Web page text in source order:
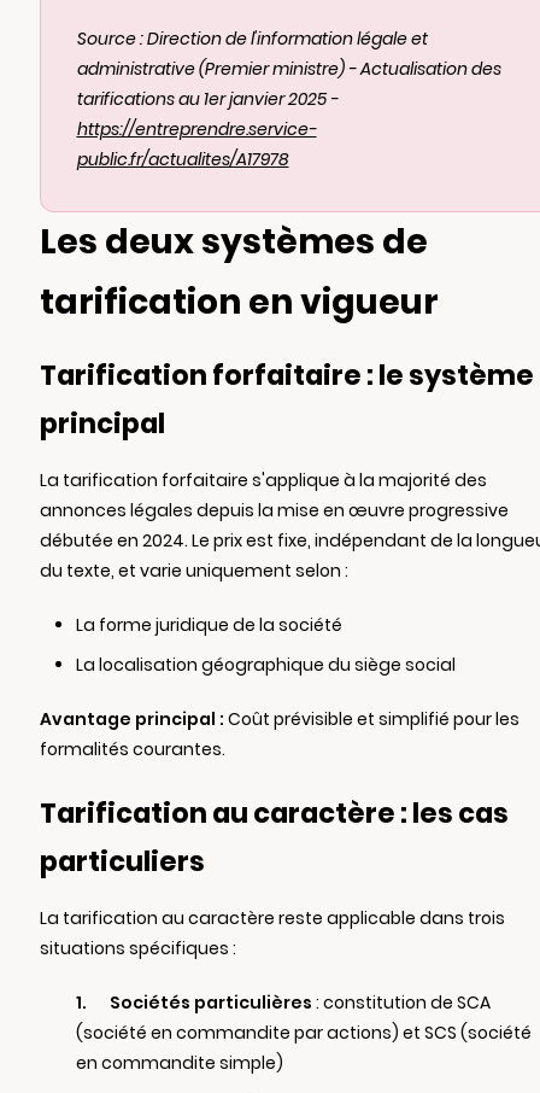
Source : Direction de l'information légale et
administrative (Premier ministre) - Actualisation des
tarifications au 1er janvier 2025 -
https://entreprendre.service-
public.fr/actualites/A17978
Les deux systèmes de
tarification en vigueur
Tarification forfaitaire : le système
principal
La tarification forfaitaire s'applique à la majorité des
annonces légales depuis la mise en œuvre progressive
débutée en 2024. Le prix est fixe, indépendant de la
du texte, et varie uniquement selon :
La forme juridique de la société
La localisation géographique du siège social
Avantage principal : Coût prévisible et simplifié pour les
formalités courantes.
Tarification au caractère : les cas
particuliers
La tarification au caractère reste applicable dans trois
situations spécifiques :
Sociétés particulières : constitution de SCA
(société en commandite par actions) et SCS (société
en commandite simple)